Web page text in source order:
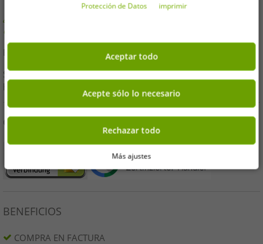
¿Tiene alguna pregunta o necesita ayuda? ¡Estaremos
encantados de asesorarte!
E-Mail:
kundendienst@outlet46.de
Su solicitud generalmente será respondida dentro de las 24
horas de lunes a viernes.
COMPRA DE FORMA SEGURA
BENEFICIOS
COMPRA EN FACTURA
encontrar en la impresión.Protección de Datos imprimir
Aceptar todo
Acepte sólo lo necesario
Rechazar todo
Más ajustes